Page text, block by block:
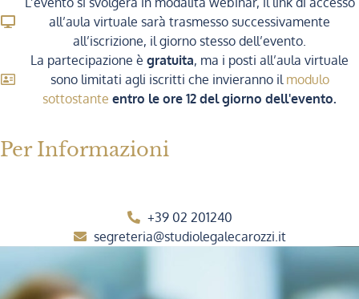
all’aula virtuale sarà trasmesso successivamente
all’iscrizione, il giorno stesso dell’evento.
La partecipazione è gratuita, ma i posti all’aula virtuale
sono limitati agli iscritti che invieranno il modulo
sottostante entro le ore 12 del giorno dell'evento.
Per Informazioni
+39 02 201240
segreteria@studiolegalecarozzi.it